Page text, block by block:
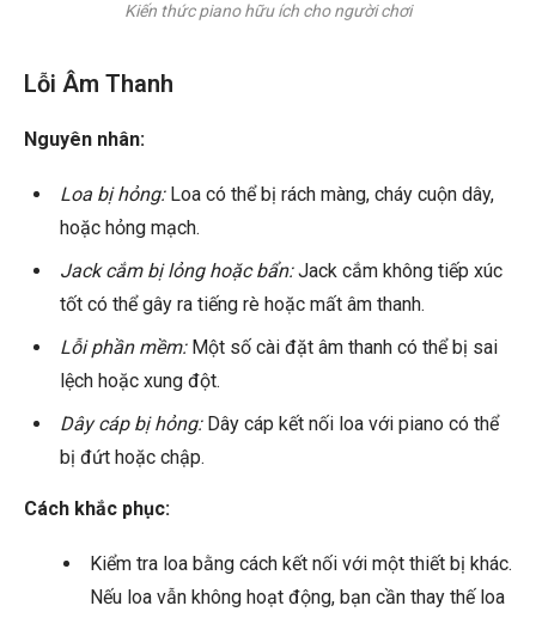
Kiến thức piano hữu ích cho người chơi
Lỗi Âm Thanh
Nguyên nhân:
Loa bị hỏng:Loa có thể bị rách màng, cháy cuộn dây,
hoặc hỏng mạch.
Jack cắm bị lỏng hoặc bẩn:Jack cắm không tiếp xúc
tốt có thể gây ra tiếng rè hoặc mất âm thanh.
Lỗi phần mềm:Một số cài đặt âm thanh có thể bị sai
lệch hoặc xung đột.
Dây cáp bị hỏng:Dây cáp kết nối loa với piano có thể
bị đứt hoặc chập.
Cách khắc phục:
Kiểm tra loa bằng cách kết nối với một thiết bị khác.
Nếu loa vẫn không hoạt động, bạn cần thay thế loa